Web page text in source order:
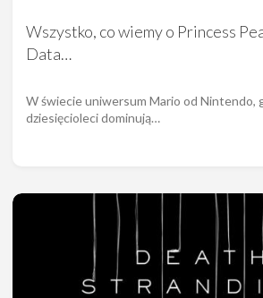
Wszystko, co wiemy o Princess
Data…
W świecie uniwersum Mario od Nintendo,
dziesięcioleci dominują…